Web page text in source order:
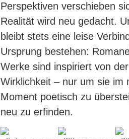
Perspektiven verschieben
Realität wird neu gedacht.
bleibt stets eine leise
Ursprung bestehen:
Werke sind inspiriert von der
Wirklichkeit – nur um sie im
Moment poetisch zu
neu zu erfinden.